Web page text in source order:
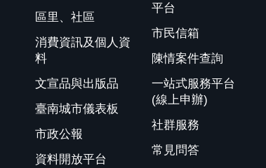
區里、社區
消費資訊及個人資
料
文宣品與出版品
臺南城市儀表板
市政公報
資料開放平台
平台
市民信箱
陳情案件查詢
一站式服務平台
(線上申辦)
社群服務
常見問答